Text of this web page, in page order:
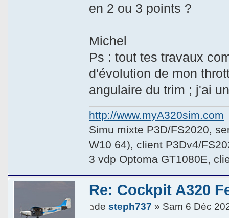
en 2 ou 3 points ?
Michel
Ps : tout tes travaux
d'évolution de mon
angulaire du trim ; j'ai
http://www.myA320sim.com
Simu mixte P3D/FS2020,
W10 64), client P3Dv4/
3 vdp Optoma GT1080E,
Re: Cockpit A320
desteph737 » Sam 6 Déc